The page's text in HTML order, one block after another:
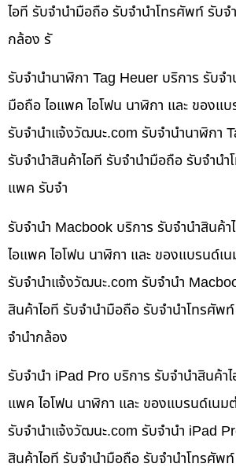
ไอที รับจำนำมือถือ รับจำนำโทรศัพท์ รับจ
กล้อง รั
รับจำนำนาฬิกา Tag Heuer บริการ รับจำ
มือถือ ไอแพค ไอโฟน นาฬิกา และ ของแ
รับจํานําแจ้งวัฒนะ.com รับจำนำนาฬิกา
รับจำนำสินค้าไอที รับจำนำมือถือ รับจำนำ
แพค รับจำ
รับจำนำ Macbook บริการ รับจำนำสินค้
ไอแพค ไอโฟน นาฬิกา และ ของแบรนด์เ
รับจํานําแจ้งวัฒนะ.com รับจำนำ
สินค้าไอที รับจำนำมือถือ รับจำนำโทรศัพ
จำนำกล้อง
รับจำนำ iPad Pro บริการ รับจำนำสินค้า
แพค ไอโฟน นาฬิกา และ ของแบรนด์เนม
รับจํานําแจ้งวัฒนะ.com รับจำนำ iPad
สินค้าไอที รับจำนำมือถือ รับจำนำโทรศัพ